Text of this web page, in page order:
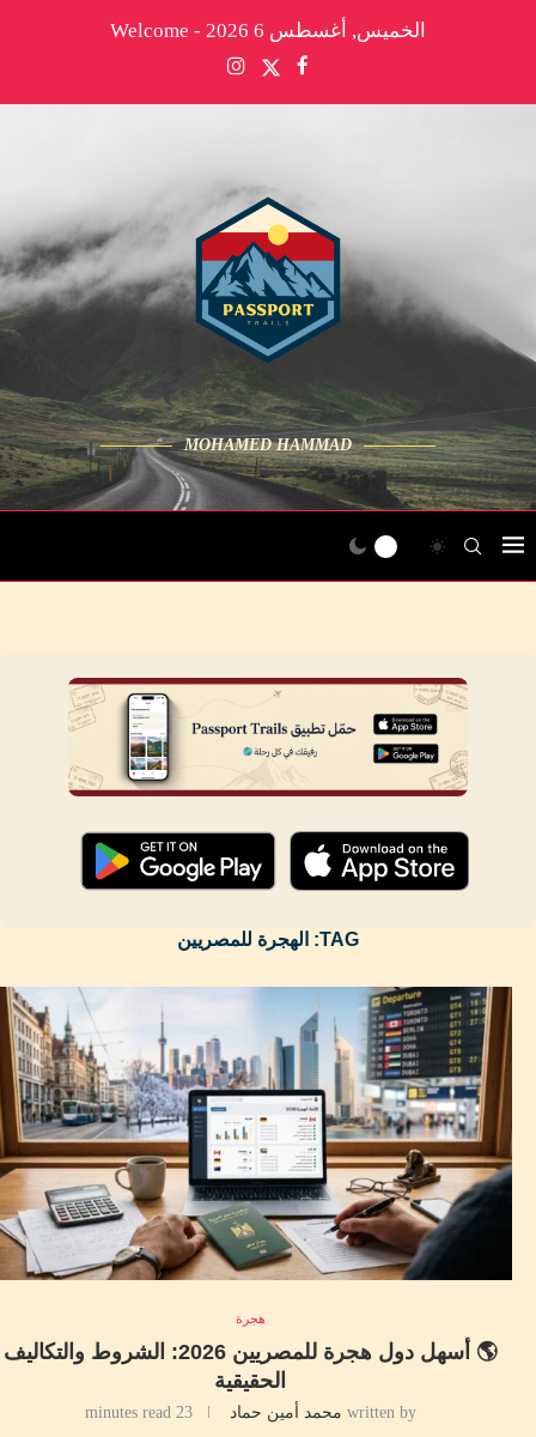
الخميس, أغسطس 6 2026 - Welcome
MOHAMED HAMMAD
TAG: الهجرة للمصريين
هجرة
🌎 أسهل دول هجرة للمصريين 2026: الشروط والتكاليف
الحقيقية
written by محمد أمين حماد 23 minutes read